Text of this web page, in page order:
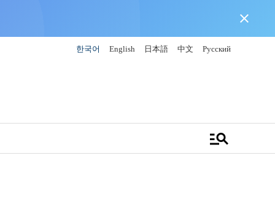
close
한국어 English 日本語 中文 Русский
manage_search